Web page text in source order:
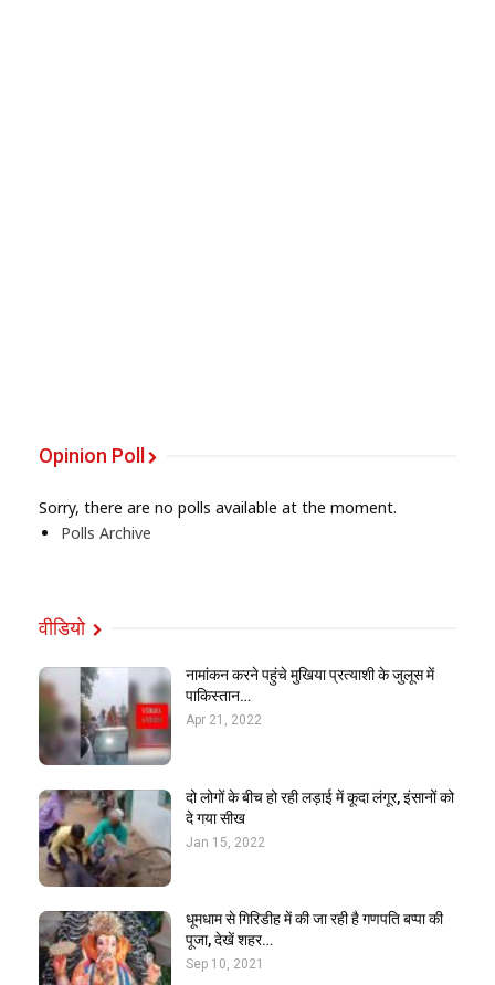
Opinion Poll
Sorry, there are no polls available at the moment.
Polls Archive
वीडियो
नामांकन करने पहुंचे मुखिया प्रत्याशी के जुलूस में
पाकिस्तान…
Apr 21, 2022
दो लोगों के बीच हो रही लड़ाई में कूदा लंगूर, इंसानों को
दे गया सीख
Jan 15, 2022
धूमधाम से गिरिडीह में की जा रही है गणपति बप्पा की
पूजा, देखें शहर…
Sep 10, 2021